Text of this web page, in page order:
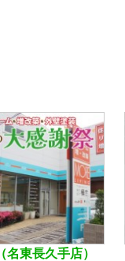
（名東長久手店）